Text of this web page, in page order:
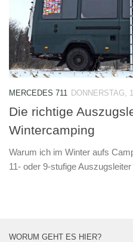
MERCEDES 711 DONNERSTAG,
Die richtige
Wintercamping
Warum ich im Winter aufs
11- oder 9-stufige
WORUM GEHT ES HIER?